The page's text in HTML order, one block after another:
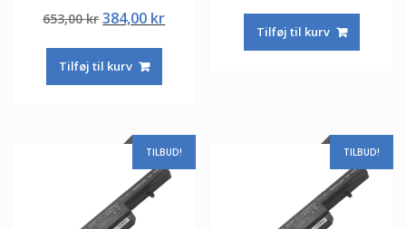
5.00
ud af 5
653,00krDen
pris
var:
384,00 krDen
Tilføj til kurv
pris
var:
Tilføj til kurv
TILBUD! TILBUD!